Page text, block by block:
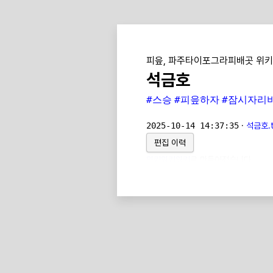
피읖, 파주타이포그라피배곳 위키
석금호
#스승 #피읖하자 #잠시자리
2025-10-14 14:37:35 · 석금호
편집 이력